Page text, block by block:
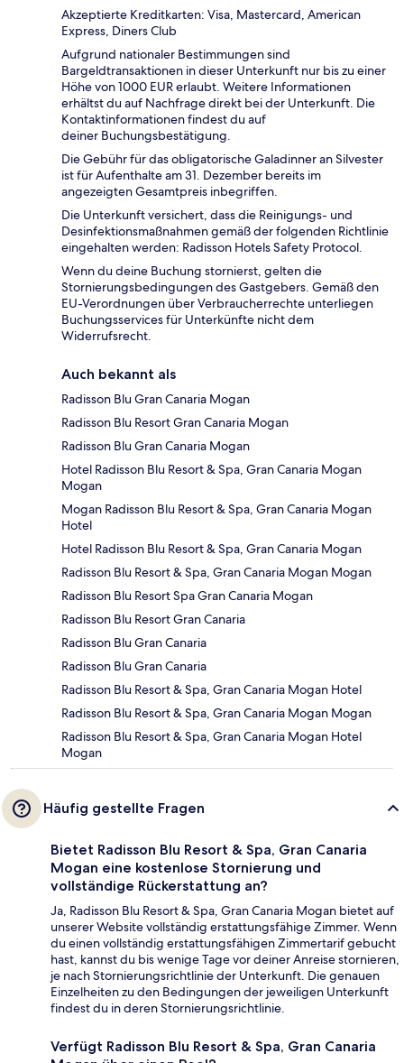
Akzeptierte Kreditkarten: Visa, Mastercard, American
Express, Diners Club
Aufgrund nationaler Bestimmungen sind
Bargeldtransaktionen in dieser Unterkunft nur bis zu einer
Höhe von 1000 EUR erlaubt. Weitere Informationen
erhältst du auf Nachfrage direkt bei der Unterkunft. Die
Kontaktinformationen findest du auf
deiner Buchungsbestätigung.
Die Gebühr für das obligatorische Galadinner an Silvester
ist für Aufenthalte am 31. Dezember bereits im
angezeigten Gesamtpreis inbegriffen.
Die Unterkunft versichert, dass die Reinigungs- und
Desinfektionsmaßnahmen gemäß der folgenden Richtlinie
eingehalten werden: Radisson Hotels Safety Protocol.
Wenn du deine Buchung stornierst, gelten die
Stornierungsbedingungen des Gastgebers. Gemäß den
EU-Verordnungen über Verbraucherrechte unterliegen
Buchungsservices für Unterkünfte nicht dem
Widerrufsrecht.
Auch bekannt als
Radisson Blu Gran Canaria Mogan
Radisson Blu Resort Gran Canaria Mogan
Radisson Blu Gran Canaria Mogan
Hotel Radisson Blu Resort & Spa, Gran Canaria Mogan
Mogan
Mogan Radisson Blu Resort & Spa, Gran Canaria Mogan
Hotel
Hotel Radisson Blu Resort & Spa, Gran Canaria Mogan
Radisson Blu Resort & Spa, Gran Canaria Mogan Mogan
Radisson Blu Resort Spa Gran Canaria Mogan
Radisson Blu Resort Gran Canaria
Radisson Blu Gran Canaria
Radisson Blu Gran Canaria
Radisson Blu Resort & Spa, Gran Canaria Mogan Hotel
Radisson Blu Resort & Spa, Gran Canaria Mogan Mogan
Radisson Blu Resort & Spa, Gran Canaria Mogan Hotel
Mogan
Häufig gestellte Fragen
Bietet Radisson Blu Resort & Spa, Gran Canaria
Mogan eine kostenlose Stornierung und
vollständige Rückerstattung an?
Ja, Radisson Blu Resort & Spa, Gran Canaria Mogan bietet auf
unserer Website vollständig erstattungsfähige Zimmer. Wenn
du einen vollständig erstattungsfähigen Zimmertarif gebucht
hast, kannst du bis wenige Tage vor deiner Anreise stornieren,
je nach Stornierungsrichtlinie der Unterkunft. Die genauen
Einzelheiten zu den Bedingungen der jeweiligen Unterkunft
findest du in deren Stornierungsrichtlinie.
Verfügt Radisson Blu Resort & Spa, Gran Canaria